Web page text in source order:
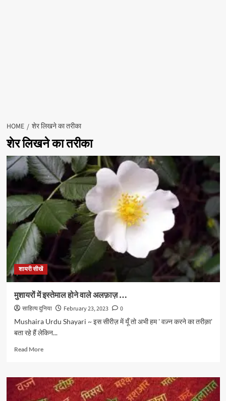
HOME शेर लिखने का तरीका
शेर लिखने का तरीका
शायरी सीखें
मुशायरों में इस्तेमाल होने वाले अलफ़ाज़ …
साहित्य दुनिया February 23, 2023
0
Mushaira Urdu Shayari ~ इस सीरीज़ में यूँ तो अभी हम ' वज़्न करने का तरीक़ा'
बता रहे हैं लेकिन...
Read MoreRead
मुशायरों
में
इस्तेमाल